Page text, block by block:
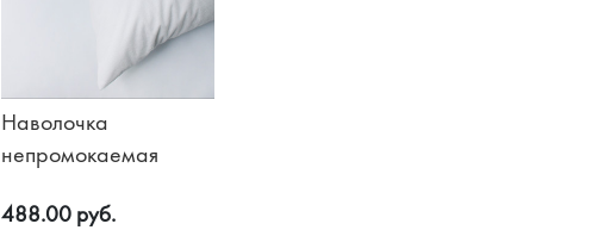
Наволочка
непромокаемая
488.00 руб.